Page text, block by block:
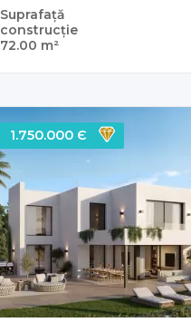
Suprafață
construcție
72.00 m²
1.750.000 Є